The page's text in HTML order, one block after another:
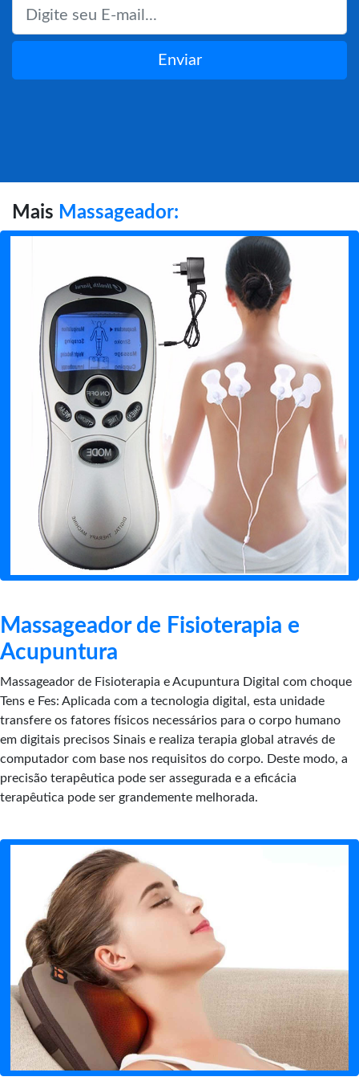
Enviar
Mais Massageador:
Massageador de Fisioterapia e
Acupuntura
Massageador de Fisioterapia e Acupuntura Digital com choque
Tens e Fes: Aplicada com a tecnologia digital, esta unidade
transfere os fatores físicos necessários para o corpo humano
em digitais precisos Sinais e realiza terapia global através de
computador com base nos requisitos do corpo. Deste modo, a
precisão terapêutica pode ser assegurada e a eficácia
terapêutica pode ser grandemente melhorada.